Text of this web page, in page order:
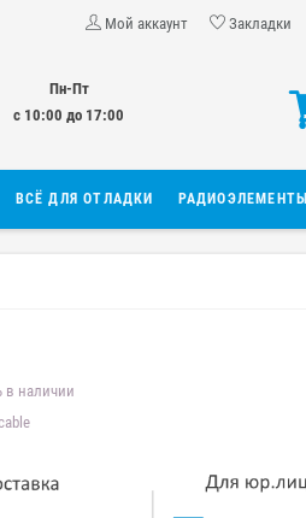
Мой аккаунт Закладки
Пн-Пт
с 10:00 до 17:00
ВСЁ ДЛЯ ОТЛАДКИ РАДИОЭЛЕМЕНТЫ
в наличии